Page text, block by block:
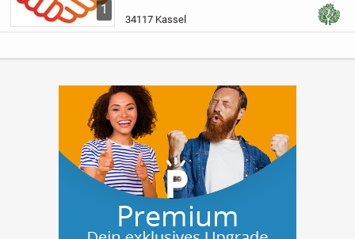
1
Eine diskrete Abwicklung garantieren wir.
34117 Kassel